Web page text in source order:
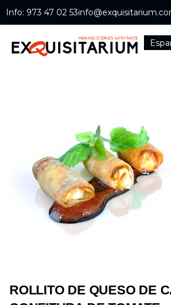
Info: 973 47 02 53
ROLLITO DE QUESO DE